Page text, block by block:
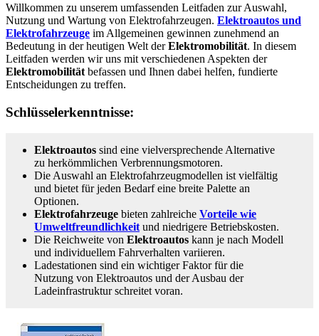
Willkommen zu unserem umfassenden Leitfaden zur Auswahl,
Nutzung und Wartung von Elektrofahrzeugen. Elektroautos und
Elektrofahrzeuge im Allgemeinen gewinnen zunehmend an
Bedeutung in der heutigen Welt derElektromobilität. In diesem
Leitfaden werden wir uns mit verschiedenen Aspekten der
Elektromobilität befassen und Ihnen dabei helfen, fundierte
Entscheidungen zu treffen.
Schlüsselerkenntnisse:
Elektroautos sind eine vielversprechende Alternative
zu herkömmlichen Verbrennungsmotoren.
Die Auswahl an Elektrofahrzeugmodellen ist vielfältig
und bietet für jeden Bedarf eine breite Palette an
Optionen.
Elektrofahrzeuge bieten zahlreiche Vorteile wie
Umweltfreundlichkeit und niedrigere Betriebskosten.
Die Reichweite von Elektroautos kann je nach Modell
und individuellem Fahrverhalten variieren.
Ladestationen sind ein wichtiger Faktor für die
Nutzung von Elektroautos und der Ausbau der
Ladeinfrastruktur schreitet voran.